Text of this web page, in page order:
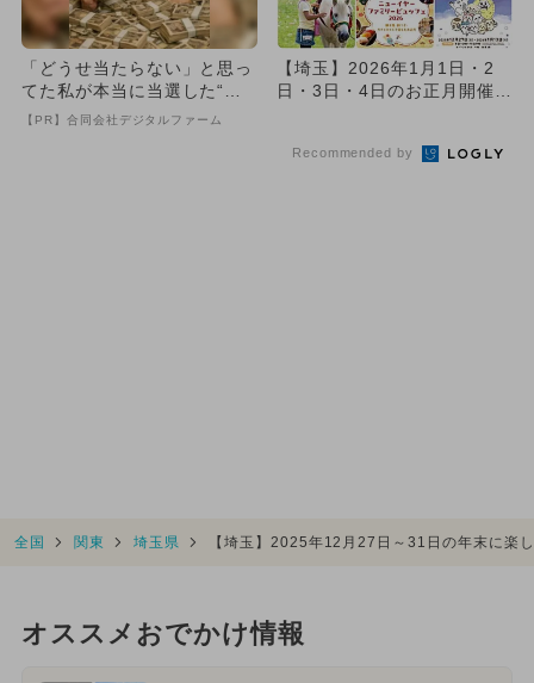
「どうせ当たらない」と思っ
てた私が本当に当選した“買
い方”がこれ
【PR】合同会社デジタルファーム
【埼玉】2026年1月1日・2
日・3日・4日のお正月開催イ
Recommended by
全国 関東 埼玉県 【埼玉】2025年12月27日～31日の年末に
オススメおでかけ情報